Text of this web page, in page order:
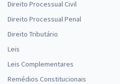
Direito Processual Civil
Direito Processual Penal
Direito Tributário
Leis
Leis Complementares
Remédios Constitucionais